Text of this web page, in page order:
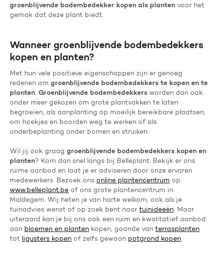
groenblijvende bodembedekker kopen als planten voor het
gemak dat deze plant biedt.
Wanneer groenblijvende bodembedekkers
kopen en planten?
Met hun vele positieve eigenschappen zijn er genoeg
redenen om groenblijvende bodembedekkers te kopen en te
planten. Groenblijvende bodembedekkers worden dan ook
onder meer gekozen om grote plantvakken te laten
begroeien, als aanplanting op moeilijk bereikbare plaatsen,
om hoekjes en boorden weg te werken of als
onderbeplanting onder bomen en struiken.
Wil jij ook graag groenblijvende bodembedekkers kopen en
planten? Kom dan snel langs bij Belleplant. Bekijk er ons
ruime aanbod en laat je er adviseren door onze ervaren
medewerkers. Bezoek ons online plantencentrum op
www.belleplant.be of ons grote plantencentrum in
Maldegem. Wij heten je van harte welkom, ook als je
tuinadvies wenst of op zoek bent naar tuinideeën. Maar
uiteraard kan je bij ons ook een ruim en kwalitatief aanbod
aan bloemen en planten kopen, gaande van terrasplanten
tot ligusters kopen of zelfs gewoon potgrond kopen.